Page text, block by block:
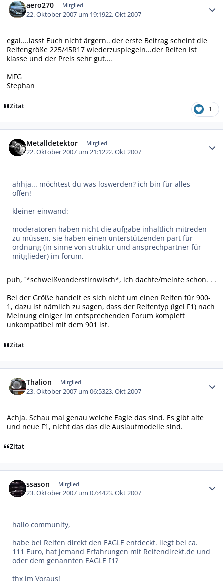
aero270 Mitglied
22. Oktober 2007 um 19:1922. Okt 2007
egal....lasst Euch nicht ärgern...der erste Beitrag scheint die
Reifengröße 225/45R17 wiederzuspiegeln...der Reifen ist
klasse und der Preis sehr gut....
MFG
Stephan
Zitat 1
Metalldetektor Mitglied
22. Oktober 2007 um 21:1222. Okt 2007
ahhja... möchtest du was loswerden? ich bin für alles
offen!
kleiner einwand:
moderatoren haben nicht die aufgabe inhaltlich mitreden
zu müssen, sie haben einen unterstützenden part für
ordnung (in sinne von struktur und ansprechpartner für
mitglieder) im forum.
puh, `*schweißvonderstirnwisch*, ich dachte/meinte schon. . .
Bei der Größe handelt es sich nicht um einen Reifen für 900-
1, dazu ist nämlich zu sagen, dass der Reifentyp (Igel F1) nach
Meinung einiger im entsprechenden Forum komplett
unkompatibel mit dem 901 ist.
Zitat
Thalion Mitglied
23. Oktober 2007 um 06:5323. Okt 2007
Achja. Schau mal genau welche Eagle das sind. Es gibt alte
und neue F1, nicht das das die Auslaufmodelle sind.
Zitat
ssason Mitglied
23. Oktober 2007 um 07:4423. Okt 2007
hallo community,
habe bei Reifen direkt den EAGLE entdeckt. liegt bei ca.
111 Euro, hat jemand Erfahrungen mit Reifendirekt.de und
oder dem genannten EAGLE F1?
thx im Voraus!